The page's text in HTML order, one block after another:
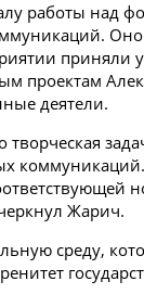
работы над
приняли
проектам
деятели.
коммуникаций.
Жарич.
среду,